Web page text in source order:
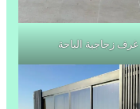
غرف زجاجية الباحة